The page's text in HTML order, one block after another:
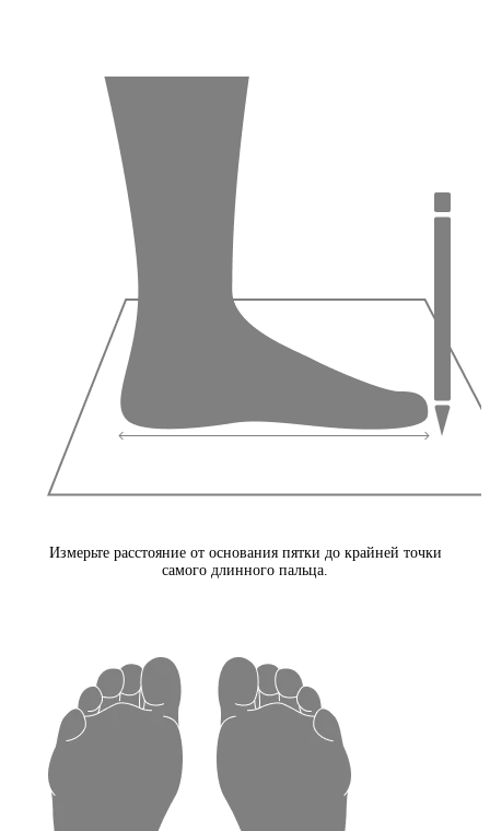
Измерьте расстояние от основания пятки до крайней точки
самого длинного пальца.